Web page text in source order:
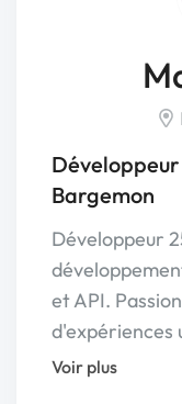
Bargemon
Développeur
et API.
d'expériences
Voir plus